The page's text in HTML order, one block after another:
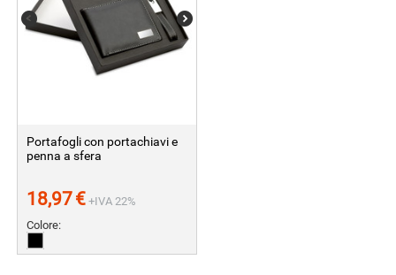
Portafogli con portachiavi e
penna a sfera
18,97€ +IVA 22%
Colore: